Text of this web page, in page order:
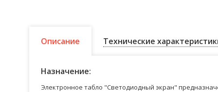
Описание Технические
Назначение:
Электронное табло "Светодиодный экран"